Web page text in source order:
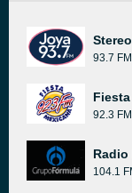
93.7 FM
92.3 FM
Radio
104.1